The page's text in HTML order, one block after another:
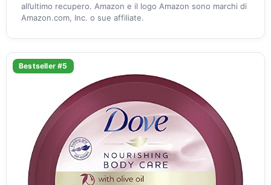
all’ultimo recupero. Amazon e il logo Amazon sono marchi di
Amazon.com, Inc. o sue affiliate.
Bestseller #5